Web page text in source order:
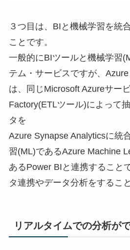
３つ目は、BIと機械学習を統
ことです。
一般的にBIツールと機械学習
テム・サービスですが、
は、同じMicrosoft Azureサー
Factory(ETLツール)によって
タを
Azure Synapse Analyticsに統
習(ML)であるAzure Machine
あるPower BIと連携すること
タ連携やデータ分析をするこ
リアルタイムでの分析が